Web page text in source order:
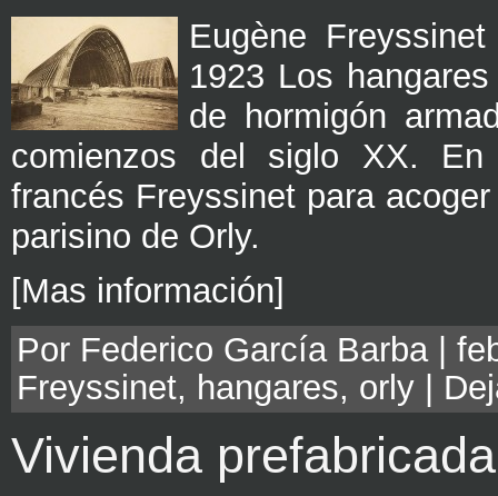
Eugène
1923 Los
de hormigón
comienzos del siglo XX.
francés Freyssinet para
parisino de Orly.
[Mas información]
Por Federico García Barba |
Freyssinet, hangares, orly
Vivienda